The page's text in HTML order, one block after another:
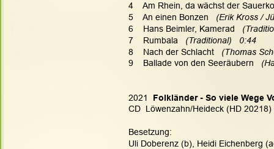
4    Am Rhein, da wächst der
5    An einen Bonzen
(Erik Kross /
6    Hans Beimler, Kamerad
7    Rumbala (Traditional)   0:44
8    Nach der Schlacht
(Thomas
9    Ballade von den Seeräubern
2021 Folkländer - So viele Wege
CD  Löwenzahn/Heideck (HD 20218)
Besetzung:
Uli Doberenz (b), Heidi Eichenberg